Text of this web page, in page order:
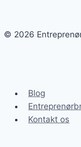
i
© 2026
Blog
Kontakt os